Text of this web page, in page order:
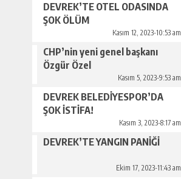
DEVREK’TE OTEL ODASINDA
ŞOK ÖLÜM
Kasım 12, 2023-10:53 am
CHP’nin yeni genel başkanı
Özgür Özel
Kasım 5, 2023-9:53 am
DEVREK BELEDİYESPOR’DA
ŞOK İSTİFA!
Kasım 3, 2023-8:17 am
DEVREK’TE YANGIN PANİĞİ
Ekim 17, 2023-11:43 am